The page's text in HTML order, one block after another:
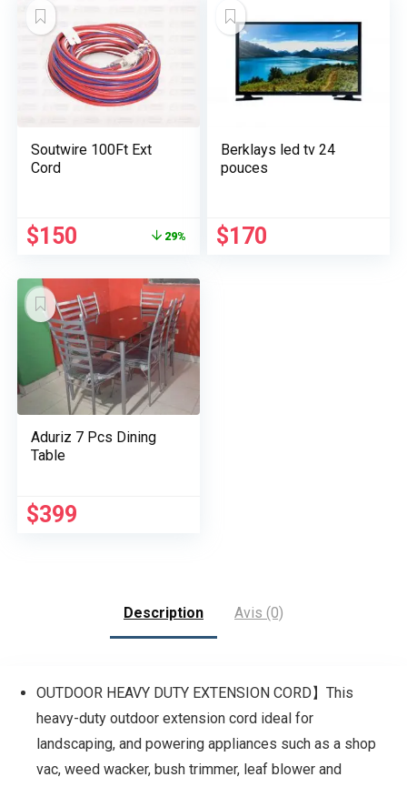
Soutwire 100Ft Ext
Cord
Le
prix
initial
était :
$210.
$150
actuel
est :
$150.
29%
Berklays led tv 24
pouces
$170
Aduriz 7 Pcs Dining
Table
$399
Description Avis (0)
OUTDOOR HEAVY DUTY EXTENSION CORD】This
heavy-duty outdoor extension cord ideal for
landscaping, and powering appliances such as a shop
vac, weed wacker, bush trimmer, leaf blower and